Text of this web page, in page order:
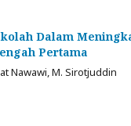
Dalam
Pertama
Nawawi, M. Sirotjuddin